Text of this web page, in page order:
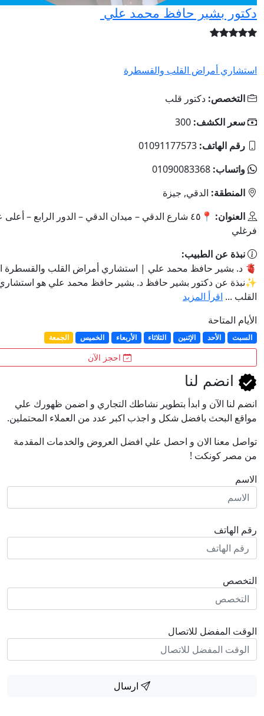
حافظ محمد علي
القلب والقسطرة
دكتور قلب
300
01091177573
01090083368
الدقي, جيزة
📍٤٥ شارع الدقي – ميدان الدقي – الدور الرابع – أعلى عصير
الطبيب:
حافظ محمد علي | استشاري أمراض القلب والقسطرة الدقي
دكتور بشير حافظ د. بشير حافظ محمد علي هو استشاري أمراض
المزيد
الإثنين الثلاثاء الأربعاء الخميس الجمعة
لنا
و ابدأ بتطوير نشاطك التجاري و اضمن ظهورك علي
بافضل شكل و اجذب اكبر عدد من العملاء المحتملين.
الان و احصل علي افضل العروض والخدمات المقدمة
!
للاتصال